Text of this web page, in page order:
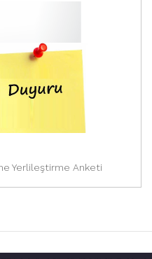
Yerlileştirme Anketi